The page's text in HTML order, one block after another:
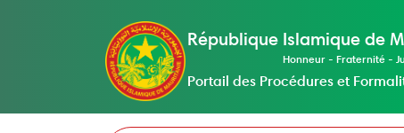
République Islamique de
Honneur - Fraternité -
Portail des Procédures et